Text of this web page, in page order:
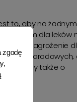
zgodę
to, aby na żadnym
dla leków
zagrożenie
Damy także o